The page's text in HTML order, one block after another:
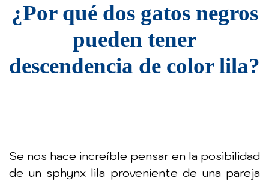
¿Por qué dos gatos negros
pueden tener
descendencia de color lila?
Se nos hace increíble pensar en la posibilidad
de un sphynx lila proveniente de una pareja